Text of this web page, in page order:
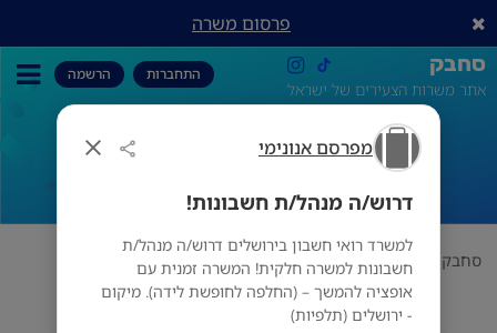
מפרסם אנונימי
דרוש/ה מנהל/ת חשבונות!
למשרד רואי חשבון בירושלים דרוש/ה מנהל/ת
חשבונות למשרה חלקית! המשרה זמנית עם
אופציה להמשך – (החלפה לחופשת לידה). מיקום
- ירושלים (תלפיות)
פרסום משרה
סחבק
אתר משרות הצעירים של ישראל
התחברות הרשמה
דרוש/ה מנהל/ת חשבונות!
סחבק תחום מפרסם אנונימי דרוש/ה מנהל/ת חשבונות!